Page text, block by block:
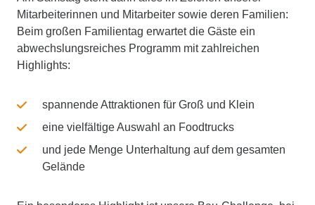
Mitarbeiterinnen und Mitarbeiter sowie deren Familien:
Beim großen Familientag erwartet die Gäste ein
abwechslungsreiches Programm mit zahlreichen
Highlights:
spannende Attraktionen für Groß und Klein
eine vielfältige Auswahl an Foodtrucks
und jede Menge Unterhaltung auf dem gesamten
Gelände